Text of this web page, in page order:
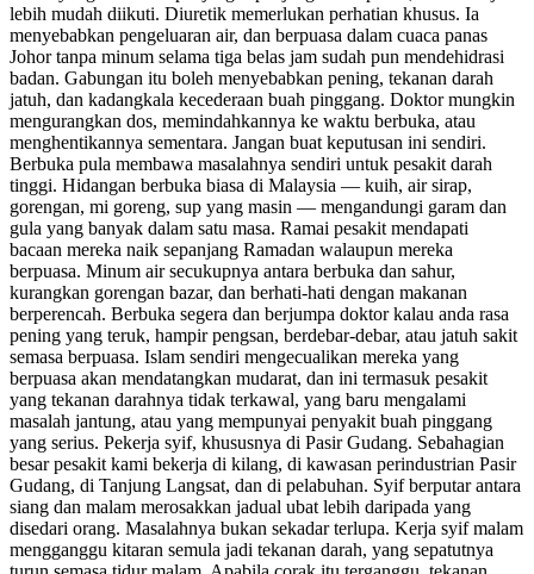
lebih mudah diikuti. Diuretik memerlukan perhatian khusus. Ia
menyebabkan pengeluaran air, dan berpuasa dalam cuaca panas
Johor tanpa minum selama tiga belas jam sudah pun mendehidrasi
badan. Gabungan itu boleh menyebabkan pening, tekanan darah
jatuh, dan kadangkala kecederaan buah pinggang. Doktor mungkin
mengurangkan dos, memindahkannya ke waktu berbuka, atau
menghentikannya sementara. Jangan buat keputusan ini sendiri.
Berbuka pula membawa masalahnya sendiri untuk pesakit darah
tinggi. Hidangan berbuka biasa di Malaysia — kuih, air sirap,
gorengan, mi goreng, sup yang masin — mengandungi garam dan
gula yang banyak dalam satu masa. Ramai pesakit mendapati
bacaan mereka naik sepanjang Ramadan walaupun mereka
berpuasa. Minum air secukupnya antara berbuka dan sahur,
kurangkan gorengan bazar, dan berhati-hati dengan makanan
berperencah. Berbuka segera dan berjumpa doktor kalau anda rasa
pening yang teruk, hampir pengsan, berdebar-debar, atau jatuh sakit
semasa berpuasa. Islam sendiri mengecualikan mereka yang
berpuasa akan mendatangkan mudarat, dan ini termasuk pesakit
yang tekanan darahnya tidak terkawal, yang baru mengalami
masalah jantung, atau yang mempunyai penyakit buah pinggang
yang serius. Pekerja syif, khususnya di Pasir Gudang. Sebahagian
besar pesakit kami bekerja di kilang, di kawasan perindustrian Pasir
Gudang, di Tanjung Langsat, dan di pelabuhan. Syif berputar antara
siang dan malam merosakkan jadual ubat lebih daripada yang
disedari orang. Masalahnya bukan sekadar terlupa. Kerja syif malam
mengganggu kitaran semula jadi tekanan darah, yang sepatutnya